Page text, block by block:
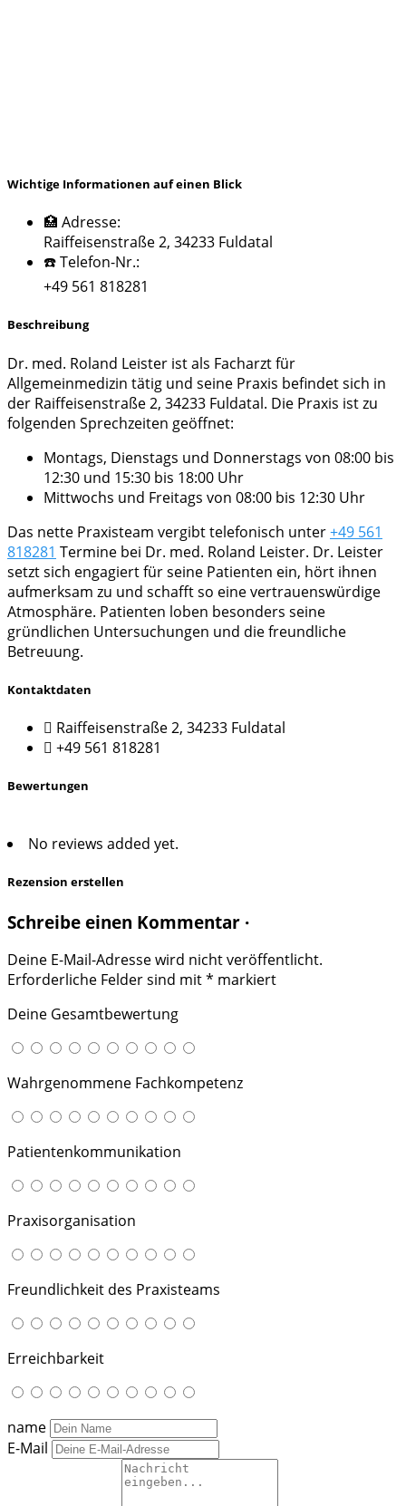
Wichtige Informationen auf einen Blick
🏥 Adresse:
Raiffeisenstraße 2, 34233 Fuldatal
☎️ Telefon-Nr.:
+49 561 818281
Beschreibung
Dr. med. Roland Leister ist als Facharzt für
Allgemeinmedizin tätig und seine Praxis befindet sich in
der Raiffeisenstraße 2, 34233 Fuldatal. Die Praxis ist zu
folgenden Sprechzeiten geöffnet:
Montags, Dienstags und Donnerstags von 08:00 bis
12:30 und 15:30 bis 18:00 Uhr
Mittwochs und Freitags von 08:00 bis 12:30 Uhr
Das nette Praxisteam vergibt telefonisch unter+49 561
818281 Termine bei Dr. med. Roland Leister. Dr. Leister
setzt sich engagiert für seine Patienten ein, hört ihnen
aufmerksam zu und schafft so eine vertrauenswürdige
Atmosphäre. Patienten loben besonders seine
gründlichen Untersuchungen und die freundliche
Betreuung.
Kontaktdaten
Raiffeisenstraße 2, 34233 Fuldatal
+49 561 818281
Bewertungen
No reviews added yet.
Rezension erstellen
Schreibe einen Kommentar ·
Deine E-Mail-Adresse wird nicht veröffentlicht.
Erforderliche Felder sind mit* markiert
Deine Gesamtbewertung
Wahrgenommene Fachkompetenz
Patientenkommunikation
Praxisorganisation
Freundlichkeit des Praxisteams
Erreichbarkeit
name
E-Mail